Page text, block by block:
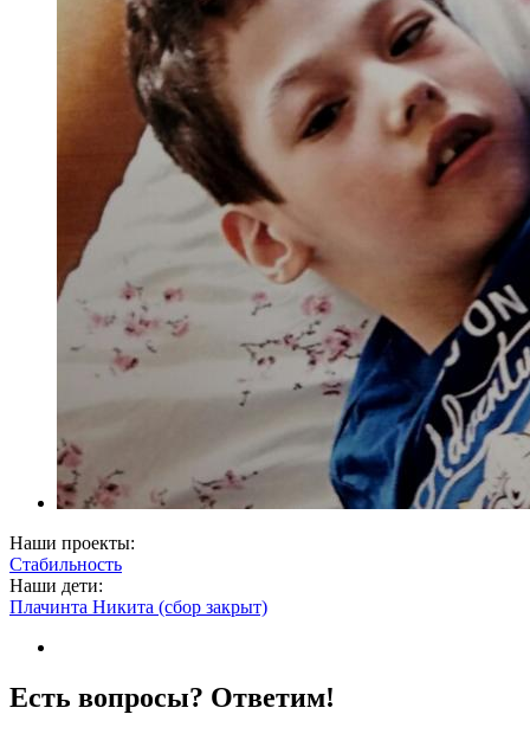
Наши проекты:
Стабильность
Наши дети:
Плачинта Никита (сбор закрыт)
Есть вопросы? Ответим!